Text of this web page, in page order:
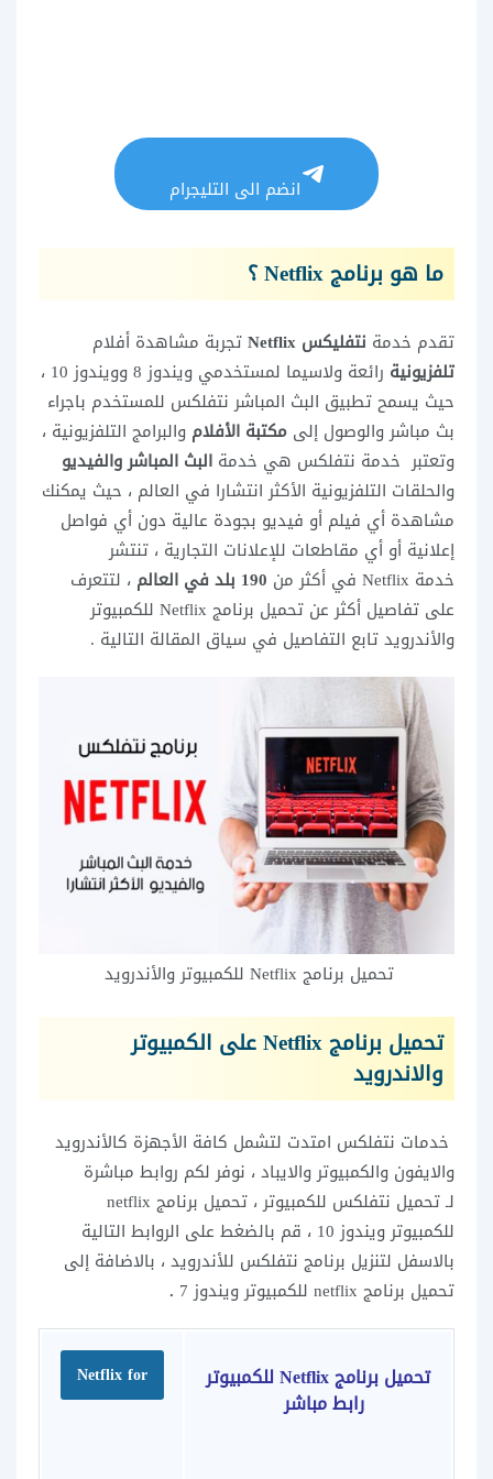
انضم الى التليجرام
ما هو برنامج Netflix ؟
تقدم خدمة نتفليكس Netflix
تجربة مشاهدة أفلام
تلفزيونية
رائعة ولاسيما لمستخدمي ويندوز 8 وويندوز 10 ،
حيث يسمح تطبيق البث المباشر نتفلكس للمستخدم باجراء
بث مباشر والوصول إلى مكتبة الأفلام والبرامج التلفزيونية ،
وتعتبر خدمة نتفلكس هي خدمة البث المباشر والفيديو
والحلقات التلفزيونية الأكثر انتشارا في العالم ، حيث يمكنك
مشاهدة أي فيلم أو فيديو بجودة عالية دون أي فواصل
إعلانية أو أي مقاطعات للإعلانات التجارية ، تنتشر
خدمة Netflix في أكثر من
190 بلد في العالم ، لتتعرف
على تفاصيل أكثر عن تحميل برنامج Netflix للكمبيوتر
والأندرويد تابع التفاصيل في سياق المقالة التالية .
تحميل برنامج Netflix للكمبيوتر والأندرويد
تحميل برنامج Netflix على الكمبيوتر
والاندرويد
خدمات نتفلكس امتدت لتشمل كافة الأجهزة كالأندرويد
والايفون والكمبيوتر والايباد ، نوفر لكم روابط مباشرة
لـتحميل نتفلكس للكمبيوتر ،
تحميل برنامج netflix
للكمبيوتر ويندوز 10 ، قم بالضغط على الروابط التالية
بالاسفل لتنزيل برنامج نتفلكس للأندرويد ، بالاضافة إلى
تحميل برنامج netflix للكمبيوتر ويندوز 7
.
تحميل برنامج Netflix للكمبيوتر
رابط مباشر
Netflix for